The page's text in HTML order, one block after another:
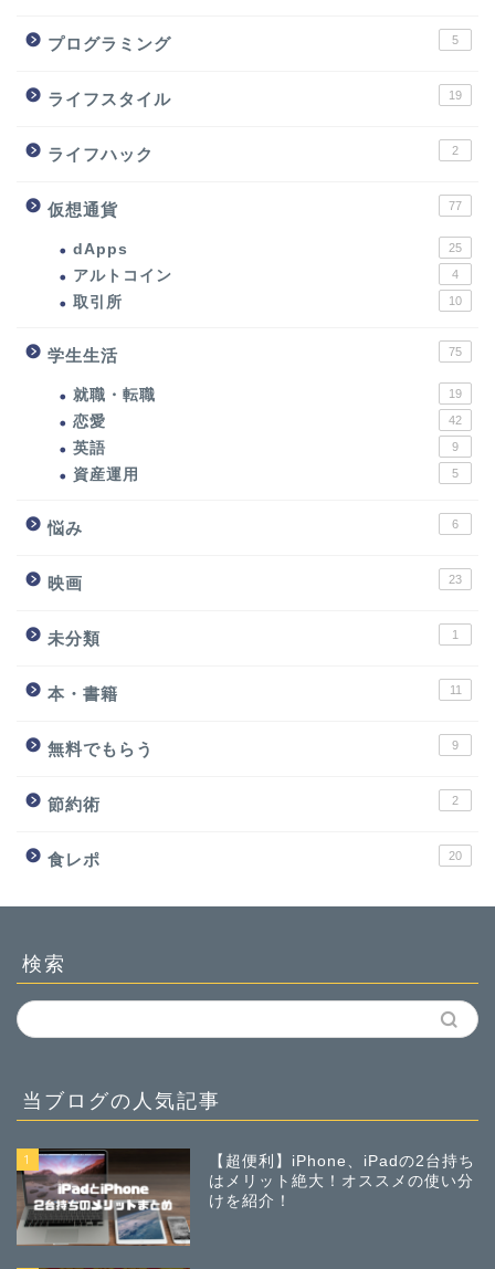
プログラミング 5
ライフスタイル 19
ライフハック 2
仮想通貨 77
dApps 25
アルトコイン 4
取引所 10
学生生活 75
就職・転職 19
恋愛 42
英語 9
資産運用 5
悩み 6
映画 23
未分類 1
本・書籍 11
無料でもらう 9
節約術 2
食レポ 20
検索
当ブログの人気記事
1
【超便利】iPhone、iPadの2台持ち
はメリット絶大！オススメの使い分
けを紹介！